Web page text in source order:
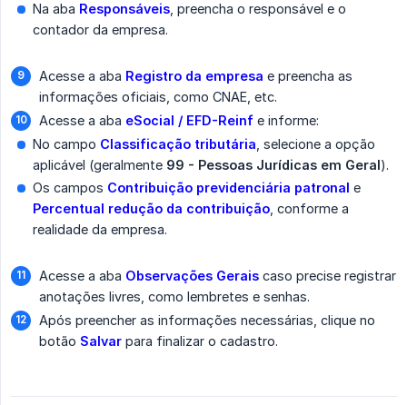
Na aba Responsáveis , preencha o responsável e o
contador da empresa.
Acesse a aba Registro da empresa e preencha as
informações oficiais, como CNAE, etc.
Acesse a aba eSocial / EFD-Reinf e informe:
No campo Classificação tributária , selecione a opção
aplicável (geralmente 99 - Pessoas Jurídicas em Geral).
Os campos Contribuição previdenciária patronal e
Percentual redução da contribuição , conforme a
realidade da empresa.
Acesse a aba Observações Gerais caso precise registrar
anotações livres, como lembretes e senhas.
Após preencher as informações necessárias, clique no
botão Salvar para finalizar o cadastro.